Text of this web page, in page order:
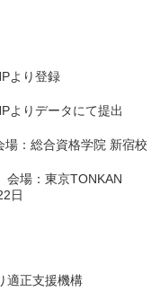
より登録
よりデータにて提出
：総合資格学院 新宿校
場：東京TONKAN
日
適正支援機構